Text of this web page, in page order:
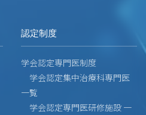
認定制度
学会認定専門医制度
学会認定集中治療科専門医
一覧
学会認定専門医研修施設 一